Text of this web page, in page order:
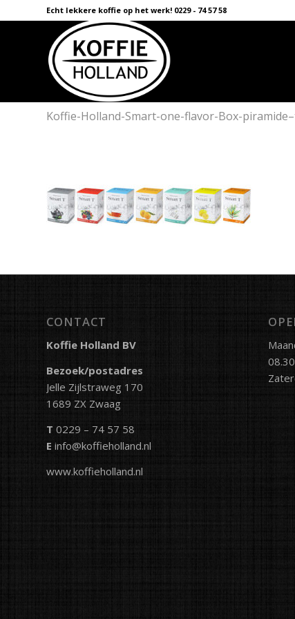
Echt lekkere koffie op het werk! 0229 - 74 57 58
Koffie-Holland-Smart-one-flavor-Box-
CONTACT
Koffie Holland BV
Bezoek/postadres
Jelle Zijlstraweg 170
1689 ZX Zwaag
T 0229 – 74 57 58
E info@koffieholland.nl
www.koffieholland.nl